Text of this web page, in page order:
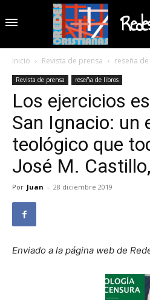
Inicio Revista de prensa reseña
Revista de prensa reseña de libros
Los ejercicios
San Ignacio: un
teológico que
José M.
Por Juan - 28 diciembre 2019
Enviado a la página web de